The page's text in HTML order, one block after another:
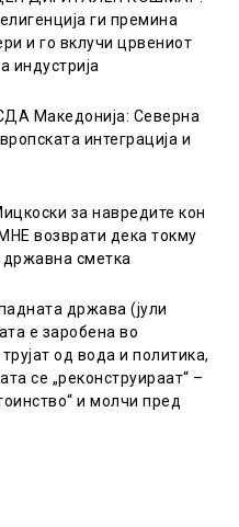
ги премина
и го вклучи црвениот
индустрија
Македонија: Северна
интеграција и
за навредите кон
возврати дека токму
сметка
држава (јули
е заробена во
од вода и политика,
се „реконструираат“ –
и молчи пред